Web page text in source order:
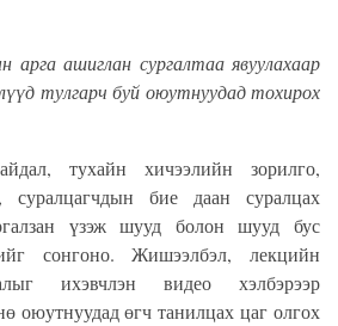
арга ашиглан сургалтаа явуулахаар
тулгарч буй оюутнуудад тохирох
тухайн хичээлийн зорилго,
суралцагчдын бие даан суралцах
үзэж шууд болон шууд бус
сонгоно. Жишээлбэл, лекцийн
ихэвчлэн видео хэлбэрээр
оюутнуудад өгч танилцах цаг олгох